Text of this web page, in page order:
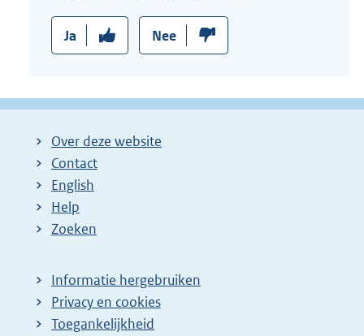
:
Ja Nee
Over deze website
Contact
English
Help
Zoeken
Informatie hergebruiken
Privacy en cookies
Toegankelijkheid